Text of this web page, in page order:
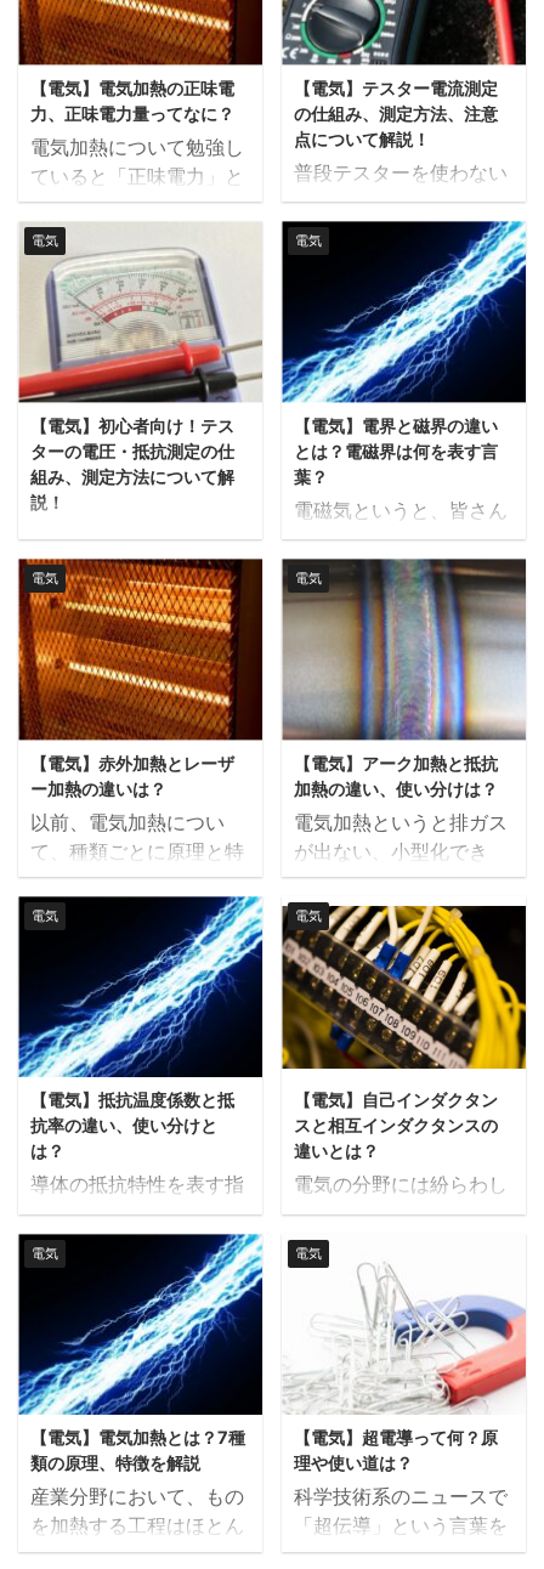
圧：一相にかかる電圧 相
電流：一相に流れる電流
線間電圧：電源と負荷を
結ぶ電線間の電圧 線間電
流：電源と負荷 ...
m2[Wb]の物体があった
場合、それぞれに働く磁
力は次の式で計算するこ
とが出 ...
数の要素が絡みあってい
るので分かりにくいと感
じる方も多いのではない
かと思います。 今回は、
コンデンサの電界の強さ
について解説したいと思
います。こちらの記事は
動画でも解説しているの
で、動画の方がいいとい
う方はこちらもどうぞ。
電界とは 電界とは静電力
が働く空間のことです。
電荷の周囲には電界が生
じ、電界の中に電荷を置
くと引っ張られたり押さ
れたりします。 電 ...
ですが、近年新しい方法
が実用化し、化学プラン
トで使われ始めていま
す。 今回は、産業分野で
は新顔のマイクロ波によ
る加熱方法について解説
していきます。電気加熱
をご覧ください。 マイク
ロ波については会話形式
でも解説しています。 マ
イクロ波とは マイクロ波
は電磁波の一種です。電
磁波とは、電気の力が作
る空間（電界）と磁石の
力が作る空間（磁界）が
組み合わされた波のこ ...
【電気】電気加熱の正味電
力、正味電力量ってなに？
電気加熱について勉強し
ていると「正味電力」と
か「正味電力量」という
言葉が出てきますよね。
正味電力と聞くと皮相電
力のように何かしら定義
があるように感じるかも
しれませんが、実は言葉
の定義はもっと単純なも
のでした。あまり調べて
も出てこないようなので
この記事で解説したいと
思います。 正味電力とは
される正味の電力の事で
す。 例えば次の様な問題
を考えてみます。
120kg、比熱0.52kJ/kgK
の電気炉を20℃から
620℃に20分で加熱する
場合、必要な正味電力、
正味電力量はいくらか？
これ ...
【電気】テスター電流測定
の仕組み、測定方法、注意
点について解説！
普段テスターを使わない
人向けの記事、第二弾で
す。 以前の記事では、電
圧と抵抗の測定方法を紹
介しましたが、今回はテ
スターを使用した電流測
定とその注意点について
解説します。 電流測定の
仕組み テスターは電圧や
抵抗を変換して直流電圧
測定部で測定すると、以
前のテスターの説明で説
明しました。 直流電流測
部の標準抵抗器を介して
変換した電圧値を計測し
ています。交流電流を測
定できる機種の場合は、
電圧変換後に、交流/直
流変換が行われて、変換
後の電圧が計測されま
す。 電流測定方法 直流
回路の電流を測定す ...
電気
【電気】初心者向け！テス
ターの電圧・抵抗測定の仕
組み、測定方法について解
説！
テスターを現場で使う、
というのはありふれた作
業ですが、普段使わない
人にとっては緊張します
よね。 今回は、テスター
の仕組みと、電圧・抵抗
測定をする方法について
解説したいと思います。
テスターの構成部品 テス
ターはハンディータイ
プ、ペンシルタイプなど
いくつかありますが、構
成部品の例を紹介しま
す。 テスターには直流電
圧、交流電圧、抵抗、電
流など測定する機能があ
りますが、全て直流電圧
測定部を通ります。つま
りどの値も直流電圧に変
換して、観測値に換算し
ているということです。
測定目的に応じて、電圧
測定時には分圧器、抵 ...
電気
【電気】電界と磁界の違い
とは？電磁界は何を表す言
葉？
電磁気というと、皆さん
のお仕事ではどんなとこ
ろで関わるでしょうか？
一般的には電子機器の記
録装置や制御機器への配
線に電磁シールドケーブ
ルを使用するときや、職
場の安全衛生を検討する
ときに関わるのではない
かと思います。 今回は、
それらの基礎である、電
界と磁界の違い、そして
電磁界についてまとめて
界とは、電気のある空間
を指した言葉で、英語で
はelectric fieldと言いま
す。 電気をよく通すもの
に電圧がかかったとき
や、絶縁体が帯電してい
るときに、電界が発生し
ます。後述の磁界が変化
した ...
電気
【電気】赤外加熱とレーザ
ー加熱の違いは？
以前、電気加熱につい
て、種類ごとに原理と特
徴をまとめました。 今回
は電気をエネルギー源に
して、対象物に熱を伝え
る方法のうち、赤外加熱
とレーザー加熱の違いに
ついて解説したいと思い
ます。 この動画の内容
は、画像とテキストでも
解説しています。 赤外加
熱とは 赤外加熱とは、そ
の名の通り赤外線によっ
て伝えられる熱エネルギ
ーで加熱をする方法で
す。 目に見える光は可視
光と呼ばれ、波長の短さ
順に紫・青・緑・黄・赤
の順で並ぶのですが、赤
色波長（780nm）よりも
長い領域であるため赤外
線と言います。ちなみ
に、地球に熱を与えて ...
電気
【電気】アーク加熱と抵抗
加熱の違い、使い分けは？
電気加熱というと排ガス
が出ない、小型化でき
る、エネルギー管理が容
易、といったイメージが
ありますね。今回はその
中でも、溶解・溶接に用
いられることが多いアー
ク加熱と抵抗加熱につい
て解説したいと思いま
ーク加熱は、アーク放電
を原理とした、急速加
熱・局所加熱に有効な加
熱方法です。 放電とは、
生み出した際に起こる、
絶縁破壊と呼ばれる現象
のことで、アーク放電で
は高温と共に大きな電流
が流れるのが特徴です。
このとき、電極と電極の
間の大気が回路となり、
電気が流れる仕組みをし
てい ...
電気
【電気】抵抗温度係数と抵
抗率の違い、使い分けと
は？
導体の抵抗特性を表す指
標として、抵抗温度係数
と抵抗率があります。 そ
れぞれ導体の電気の流し
にくさを表す指標です
が、考え方が似ているた
め混同してしまいます。
今回は抵抗温度係数と抵
抗率の違いについて解説
したいと思います。 抵抗
温度係数とは 抵抗温度係
数は、導体の温度が1℃
変化したときの抵抗値の
電気
【電気】自己インダクタン
スと相互インダクタンスの
違いとは？
電気の分野には紛らわし
い単語が多く出てきます
ね。 今回は間違えやすい
「自己インダクタンス」
と「相互インダクタン
ス」の違いを解説しま
す。 こちらの記事は動画
でも解説しているので、
動画の方がいいという方
はこちらもどうぞ。 自己
インダクタンスとは 回路
やコイルといった閉曲線
に電流が流れるとその周
電気
【電気】電気加熱とは？7種
類の原理、特徴を解説
産業分野において、もの
を加熱する工程はほとん
ど全ての現場にあるので
電気
【電気】超電導って何？原
理や使い道は？
科学技術系のニュースで
「超伝導」という言葉を
見かけることがあります